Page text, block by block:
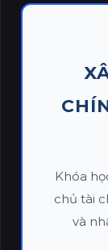
Khóa
chủ tài
và